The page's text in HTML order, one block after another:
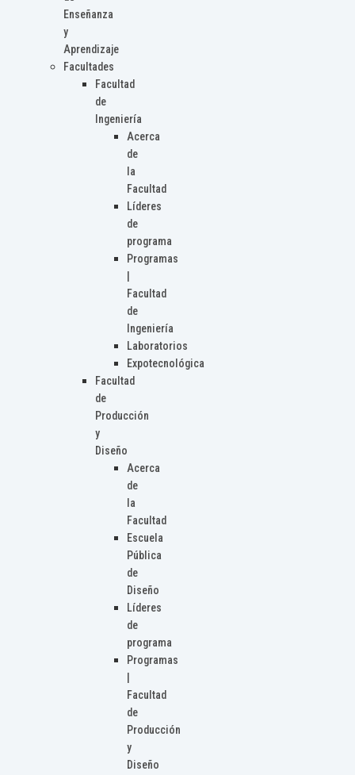
Enseñanza
y
Aprendizaje
Facultades
Facultad
de
Ingeniería
Acerca
de
la
Facultad
Líderes
de
programa
Programas
Facultad
de
Ingeniería
Laboratorios
Expotecnológica
Facultad
de
Producción
y
Diseño
Acerca
de
la
Facultad
Escuela
Pública
de
Diseño
Líderes
de
programa
Programas
Facultad
de
Producción
y
Diseño